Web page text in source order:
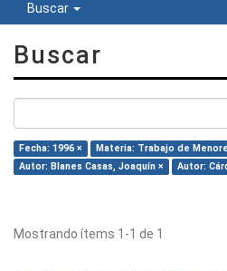
Buscar
Buscar
Fecha: 1996 ×
Materia: Trabajo de
Autor: Blanes Casas, Joaquín ×
Autor:
Mostrando ítems 1-1 de 1